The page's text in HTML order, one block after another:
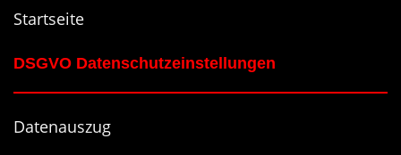
Startseite
DSGVO Datenschutzeinstellungen
Datenauszug